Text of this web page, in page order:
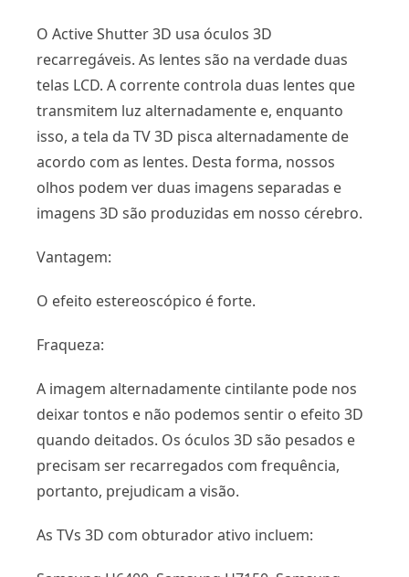
O Active Shutter 3D usa óculos 3D
recarregáveis. As lentes são na verdade duas
telas LCD. A corrente controla duas lentes que
transmitem luz alternadamente e, enquanto
isso, a tela da TV 3D pisca alternadamente de
acordo com as lentes. Desta forma, nossos
olhos podem ver duas imagens separadas e
imagens 3D são produzidas em nosso cérebro.
Vantagem:
O efeito estereoscópico é forte.
Fraqueza:
A imagem alternadamente cintilante pode nos
deixar tontos e não podemos sentir o efeito 3D
quando deitados. Os óculos 3D são pesados ​​e
precisam ser recarregados com frequência,
portanto, prejudicam a visão.
As TVs 3D com obturador ativo incluem: